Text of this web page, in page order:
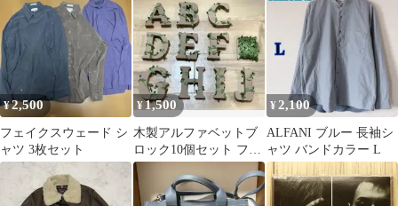
ロ ジャケット F
¥2,500
フェイクスウェード シ
ャツ 3枚セット
¥1,500
木製アルファベットブ
ロック10個セット フェ
イクグリーン付き
¥2,100
ALFANI ブルー 長袖シ
ャツ バンドカラー L